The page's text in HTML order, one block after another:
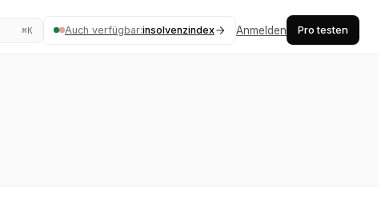
⌘K Auch verfügbar:insolvenzindex Anmelden Pro testen